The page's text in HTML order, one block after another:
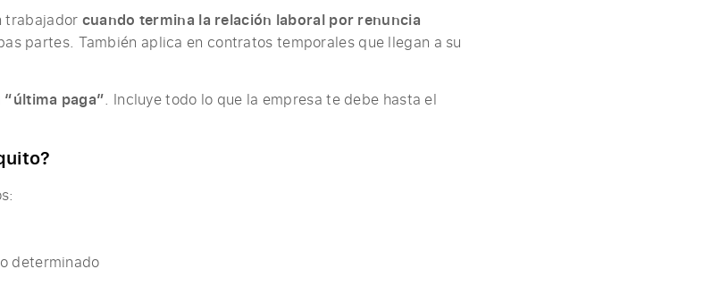
trabajador cuando termina la relación laboral por renuncia
partes. También aplica en contratos temporales que llegan a su
“última paga”. Incluye todo lo que la empresa te debe hasta el
determinado